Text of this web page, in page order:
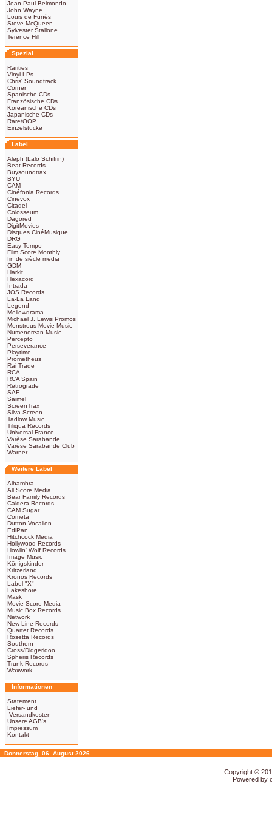
Jean-Paul Belmondo
John Wayne
Louis de Funès
Steve McQueen
Sylvester Stallone
Terence Hill
Spezial
Rarities
Vinyl LPs
Chris' Soundtrack
Corner
Spanische CDs
Französische CDs
Koreanische CDs
Japanische CDs
Rare/OOP
Einzelstücke
Label
Aleph (Lalo Schifrin)
Beat Records
Buysoundtrax
BYU
CAM
Cinéfonia Records
Cinevox
Citadel
Colosseum
Dagored
DigitMovies
Disques CinéMusique
DRG
Easy Tempo
Film Score Monthly
fin de siècle media
GDM
Harkit
Hexacord
Intrada
JOS Records
La-La Land
Legend
Mellowdrama
Michael J. Lewis Promos
Monstrous Movie Music
Numenorean Music
Percepto
Perseverance
Playtime
Prometheus
Rai Trade
RCA
RCA Spain
Retrograde
SAE
Saimel
ScreenTrax
Silva Screen
Tadlow Music
Tiliqua Records
Universal France
Varèse Sarabande
Varèse Sarabande Club
Warner
Weitere Label
Alhambra
All Score Media
Bear Family Records
Caldera Records
CAM Sugar
Cometa
Dutton Vocalion
EdiPan
Hitchcock Media
Hollywood Records
Howlin' Wolf Records
Image Music
Königskinder
Kritzerland
Kronos Records
Label "X"
Lakeshore
Mask
Movie Score Media
Music Box Records
Network
New Line Records
Quartet Records
Rosetta Records
Southern
Cross/Didgeridoo
Spheris Records
Trunk Records
Waxwork
Informationen
Statement
Liefer- und
Versandkosten
Unsere AGB's
Impressum
Kontakt
Donnerstag, 06. August 2026
Copyright ©
Powered by